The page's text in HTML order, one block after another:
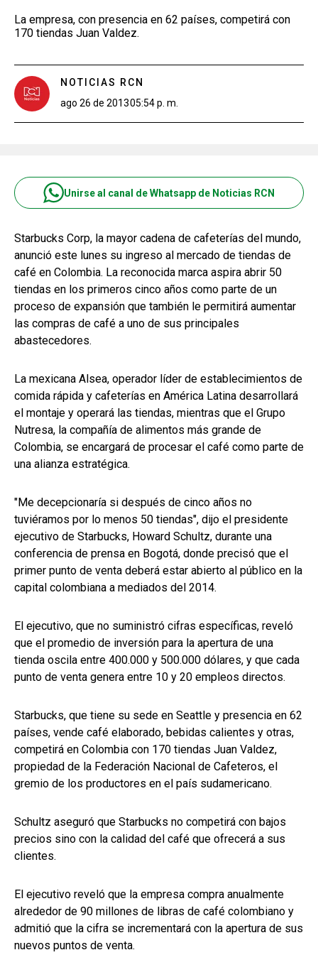
La empresa, con presencia en 62 países, competirá con
170 tiendas Juan Valdez.
NOTICIAS RCN
ago 26 de 201305:54 p. m.
Unirse al canal de Whatsapp de Noticias RCN
Starbucks Corp, la mayor cadena de cafeterías del mundo,
anunció este lunes su ingreso al mercado de tiendas de
café en Colombia. La reconocida marca aspira abrir 50
tiendas en los primeros cinco años como parte de un
proceso de expansión que también le permitirá aumentar
las compras de café a uno de sus principales
abastecedores.
La mexicana Alsea, operador líder de establecimientos de
comida rápida y cafeterías en América Latina desarrollará
el montaje y operará las tiendas, mientras que el Grupo
Nutresa, la compañía de alimentos más grande de
Colombia, se encargará de procesar el café como parte de
una alianza estratégica.
"Me decepcionaría si después de cinco años no
tuviéramos por lo menos 50 tiendas", dijo el presidente
ejecutivo de Starbucks, Howard Schultz, durante una
conferencia de prensa en Bogotá, donde precisó que el
primer punto de venta deberá estar abierto al público en la
capital colombiana a mediados del 2014.
El ejecutivo, que no suministró cifras específicas, reveló
que el promedio de inversión para la apertura de una
tienda oscila entre 400.000 y 500.000 dólares, y que cada
punto de venta genera entre 10 y 20 empleos directos.
Starbucks, que tiene su sede en Seattle y presencia en 62
países, vende café elaborado, bebidas calientes y otras,
competirá en Colombia con 170 tiendas Juan Valdez,
propiedad de la Federación Nacional de Cafeteros, el
gremio de los productores en el país sudamericano.
Schultz aseguró que Starbucks no competirá con bajos
precios sino con la calidad del café que ofrecerá a sus
clientes.
El ejecutivo reveló que la empresa compra anualmente
alrededor de 90 millones de libras de café colombiano y
admitió que la cifra se incrementará con la apertura de sus
nuevos puntos de venta.